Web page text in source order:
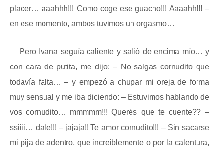
placer… aaahhh!!! Como coge ese guacho!!! Aaaahh!!! –
en ese momento, ambos tuvimos un orgasmo…
Pero Ivana seguía caliente y salió de encima mío… y
con cara de putita, me dijo: – No salgas cornudito que
todavía falta… – y empezó a chupar mi oreja de forma
muy sensual y me iba diciendo: – Estuvimos hablando de
vos cornudito… mmmmm!!! Querés que te cuente?? –
ssiiii… dale!!! – jajaja!! Te amor cornudito!!! – Sin sacarse
mi pija de adentro, que increíblemente o por la calentura,